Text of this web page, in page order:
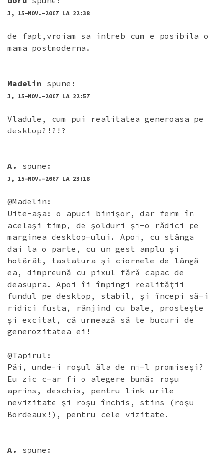
J, 15-NOV.-2007 LA 22:38
de fapt,vroiam sa intreb cum e posibila o
mama postmoderna.
Madelin spune:
J, 15-NOV.-2007 LA 22:57
Vladule, cum pui realitatea generoasa pe
desktop?!?!?
A. spune:
J, 15-NOV.-2007 LA 23:18
@Madelin:
Uite-aşa: o apuci binişor, dar ferm în
acelaşi timp, de şolduri şi-o rădici pe
marginea desktop-ului. Apoi, cu stânga
dai la o parte, cu un gest amplu şi
hotărât, tastatura şi ciornele de lângă
ea, dimpreună cu pixul fără capac de
deasupra. Apoi îi împingi realităţii
fundul pe desktop, stabil, şi începi să-i
ridici fusta, rânjind cu bale, prosteşte
şi excitat, că urmează să te bucuri de
generozitatea ei!
@Tapirul:
Păi, unde-i roşul ăla de ni-l promiseşi?
Eu zic c-ar fi o alegere bună: roşu
aprins, deschis, pentru link-urile
nevizitate şi roşu închis, stins (roşu
Bordeaux!), pentru cele vizitate.
A. spune: